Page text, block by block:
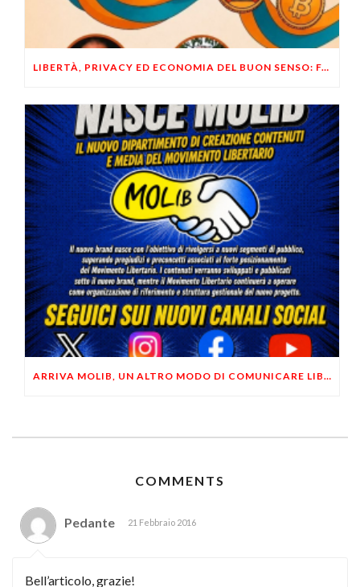
LIBERTÀ, PRIVACY ED ECONOMIA DEL BUON SENSO: FACCO E MUSUMECI A CASALECCHIO DI RENO (BO)
ARRIVA MOLIB, UN ALTRO MODO DI COMUNICARE LIBERTARIO
COMMENTS
Pedante 21 Febbraio 2016
Bell’articolo, grazie!